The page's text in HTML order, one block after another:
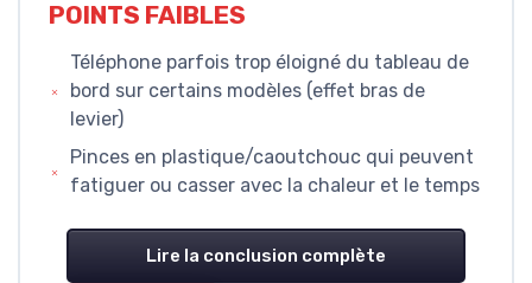
POINTS FAIBLES
Téléphone parfois trop éloigné du tableau de
bord sur certains modèles (effet bras de
levier)
Pinces en plastique/caoutchouc qui peuvent
fatiguer ou casser avec la chaleur et le temps
Lire la conclusion complète